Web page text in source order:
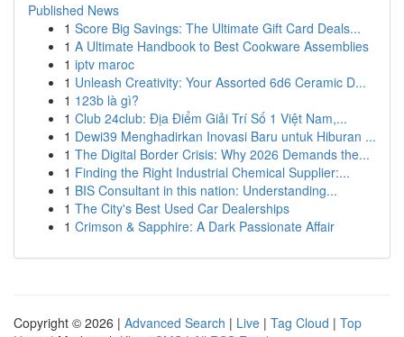
Published News
1 Score Big Savings: The Ultimate Gift Card Deals...
1 A Ultimate Handbook to Best Cookware Assemblies
1 iptv maroc
1 Unleash Creativity: Your Assorted 6d6 Ceramic D...
1 123b là gì?
1 Club 24club: Địa Điểm Giải Trí Số 1 Việt Nam,...
1 Dewi39 Menghadirkan Inovasi Baru untuk Hiburan ...
1 The Digital Border Crisis: Why 2026 Demands the...
1 Finding the Right Industrial Chemical Supplier:...
1 BIS Consultant in this nation: Understanding...
1 The City's Best Used Car Dealerships
1 Crimson & Sapphire: A Dark Passionate Affair
Copyright © 2026 | Advanced Search | Live | Tag Cloud | Top